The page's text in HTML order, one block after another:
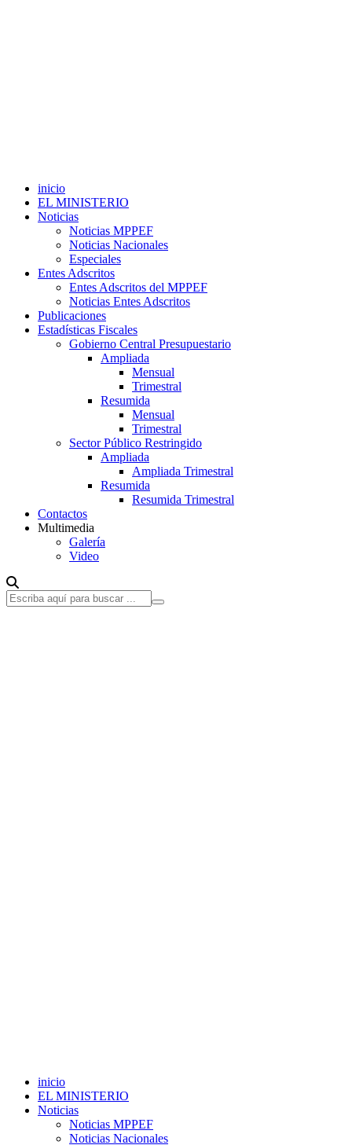
inicio
EL MINISTERIO
Noticias
Noticias MPPEF
Noticias Nacionales
Especiales
Entes Adscritos
Entes Adscritos del MPPEF
Noticias Entes Adscritos
Publicaciones
Estadísticas Fiscales
Gobierno Central Presupuestario
Ampliada
Mensual
Trimestral
Resumida
Mensual
Trimestral
Sector Público Restringido
Ampliada
Ampliada Trimestral
Resumida
Resumida Trimestral
Contactos
Multimedia
Galería
Video
inicio
EL MINISTERIO
Noticias
Noticias MPPEF
Noticias Nacionales